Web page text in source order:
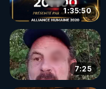
1:35:50
7:25